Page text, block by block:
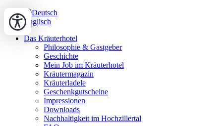
Deutsch
Englisch
Das Kräuterhotel
Philosophie & Gastgeber
Geschichte
Mein Job im Kräuterhotel
Kräutermagazin
Kräuterladele
Geschenkgutscheine
Impressionen
Downloads
Nachhaltigkeit im Hochzillertal